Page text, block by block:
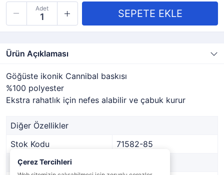
Adet
Ürün Açıklaması
Göğüste ikonik Cannibal baskısı
%100 polyester
Ekstra rahatlık için nefes alabilir ve çabuk kurur
Diğer Özellikler
Stok Kodu
71582-85
Marka
Çerez Tercihleri